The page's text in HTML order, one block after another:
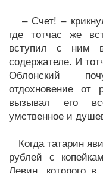
– Счет! –
где тотчас же
вступил с ним
содержателе. И
Облонский
отдохновение от
вызывал его
умственное и
Когда татарин
рублей с